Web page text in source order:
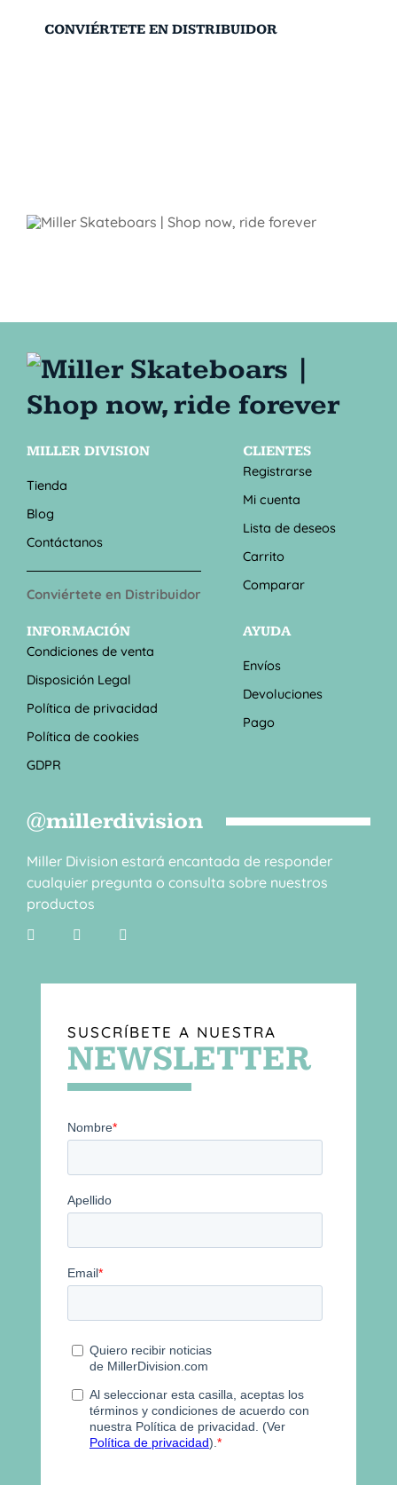
CONVIÉRTETE EN DISTRIBUIDOR
MILLER DIVISION
Tienda
Blog
Contáctanos
Conviértete en Distribuidor
CLIENTES
Registrarse
Mi cuenta
Lista de deseos
Carrito
Comparar
INFORMACIÓN
Condiciones de venta
Disposición Legal
Política de privacidad
Política de cookies
GDPR
AYUDA
Envíos
Devoluciones
Pago
@millerdivision
Miller Division estará encantada de responder
cualquier pregunta o consulta sobre nuestros
productos
SUSCRÍBETE A NUESTRA
NEWSLETTER